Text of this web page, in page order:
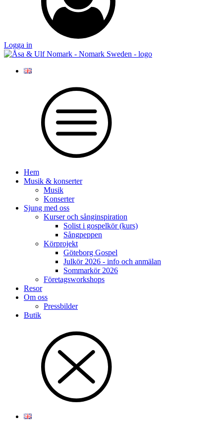
Logga in
Hem
Musik & konserter
Musik
Konserter
Sjung med oss
Kurser och sånginspiration
Solist i gospelkör (kurs)
Sångpeppen
Körprojekt
Göteborg Gospel
Julkör 2026 - info och anmälan
Sommarkör 2026
Företagsworkshops
Resor
Om oss
Pressbilder
Butik